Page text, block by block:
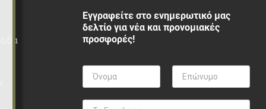
Εγγραφείτε στο ενημερωτικό μας
δελτίο για νέα και προνομιακές
προσφορές!